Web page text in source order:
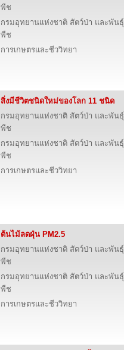
พืช
กรมอุทยานแห่งชาติ สัตว์ป่า และพันธุ์
พืช
การเกษตรและชีววิทยา
สิ่งมีชีวิตชนิดใหม่ของโลก 11 ชนิด
กรมอุทยานแห่งชาติ สัตว์ป่า และพันธุ์
พืช
กรมอุทยานแห่งชาติ สัตว์ป่า และพันธุ์
พืช
การเกษตรและชีววิทยา
ต้นไม้ลดฝุ่น PM2.5
กรมอุทยานแห่งชาติ สัตว์ป่า และพันธุ์
พืช
กรมอุทยานแห่งชาติ สัตว์ป่า และพันธุ์
พืช
การเกษตรและชีววิทยา